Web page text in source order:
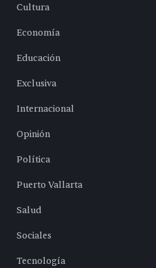
Cultura
Economía
Educación
Exclusiva
Internacional
Opinión
Política
Puerto Vallarta
Salud
Sociales
Tecnología